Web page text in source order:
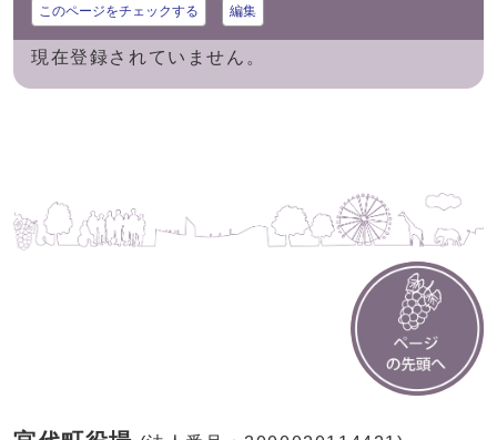
このページをチェックする 編集
現在登録されていません。